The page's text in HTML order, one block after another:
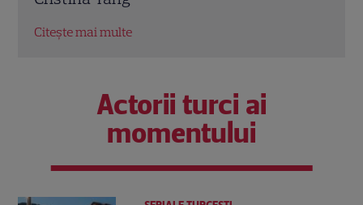
Citește mai multe
Actorii turci ai
momentului